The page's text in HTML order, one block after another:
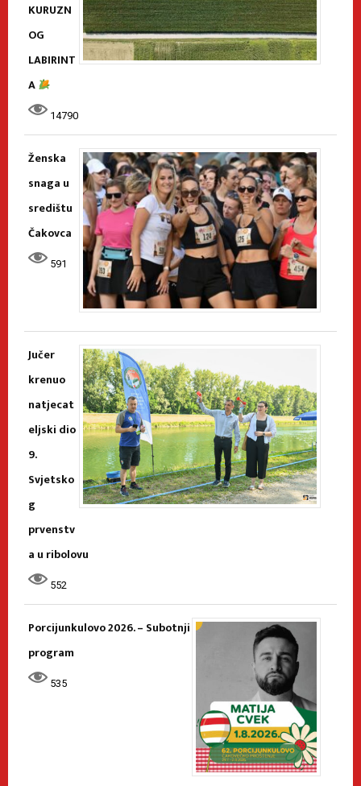
KURUZN
OG
LABIRINT
A
14790
Ženska
snaga u
središtu
Čakovca
591
Jučer
krenuo
natjecat
eljski dio
9.
Svjetsko
g
prvenstv
a u ribolovu
552
Porcijunkulovo 2026. – Subotnji
program
535